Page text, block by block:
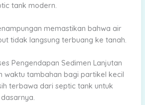
tank modern.
memastikan bahwa air
tidak langsung terbuang ke tanah.
Pengendapan Sedimen Lanjutan
waktu tambahan bagi partikel kecil
terbawa dari septic tank untuk